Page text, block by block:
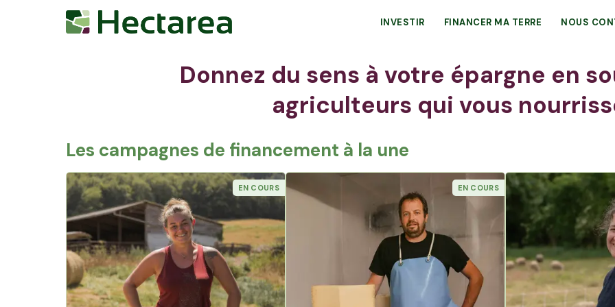
INVESTIR FINANCER MA TERRE NOUS
Donnez du sens à votre épargne en
agriculteurs qui vous
Les campagnes de financement à la une
EN COURS EN COURS